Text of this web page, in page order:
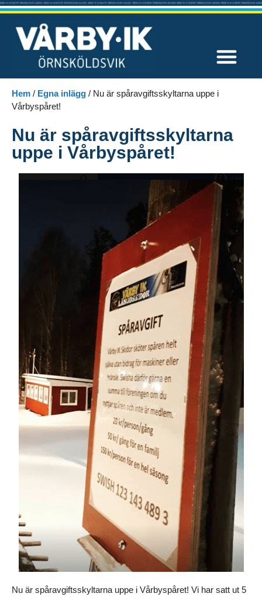
Hem / Egna inlägg / Nu är spåravgiftsskyltarna uppe i
Vårbyspåret!
Nu är spåravgiftsskyltarna
uppe i Vårbyspåret!
Nu är spåravgiftsskyltarna uppe i Vårbyspåret! Vi har satt ut 5